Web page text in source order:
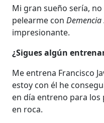
Mi gran sueño sería,
pelearme con Demencia
impresionante.
¿Sigues algún
Me entrena Francisco
estoy con él he
en día entreno para
en roca.